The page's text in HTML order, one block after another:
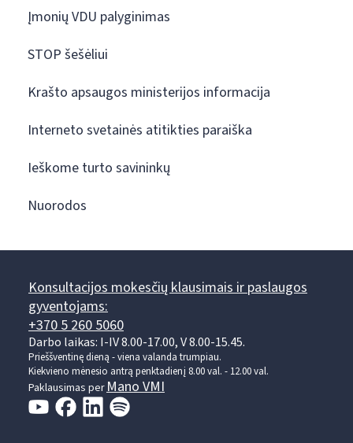
Įmonių VDU palyginimas
STOP šešėliui
Krašto apsaugos ministerijos informacija
Interneto svetainės atitikties paraiška
Ieškome turto savininkų
Nuorodos
Konsultacijos mokesčių klausimais ir paslaugos
gyventojams:
+370 5 260 5060
Darbo laikas: I-IV 8.00-17.00, V 8.00-15.45.
Prieššventinę dieną - viena valanda trumpiau.
Kiekvieno mėnesio antrą penktadienį 8.00 val. - 12.00 val.
Paklausimas per Mano VMI